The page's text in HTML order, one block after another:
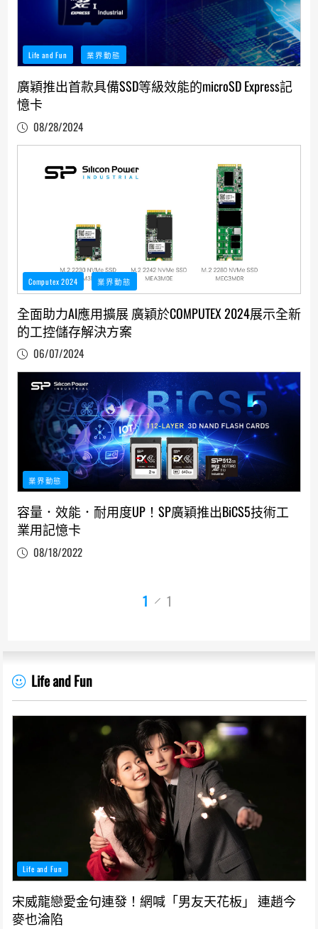
Life and Fun 業界動態
廣穎推出首款具備SSD等級效能的microSD Express記
憶卡
08/28/2024
Computex 2024 業界動態
全面助力AI應用擴展 廣穎於COMPUTEX 2024展示全新
的工控儲存解決方案
06/07/2024
業界動態
容量．效能．耐用度UP！SP廣穎推出BiCS5技術工
業用記憶卡
08/18/2022
1 1
Life and Fun
Life and Fun
宋威龍戀愛金句連發！網喊「男友天花板」 連趙今
麥也淪陷